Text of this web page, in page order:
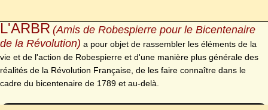
L'ARBR (Amis de Robespierre pour le Bicentenaire
de la Révolution) a pour objet de rassembler les éléments de la
vie et de l'action de Robespierre et d'une manière plus générale des
réalités de la Révolution Française, de les faire connaître dans le
cadre du bicentenaire de 1789 et au-delà.